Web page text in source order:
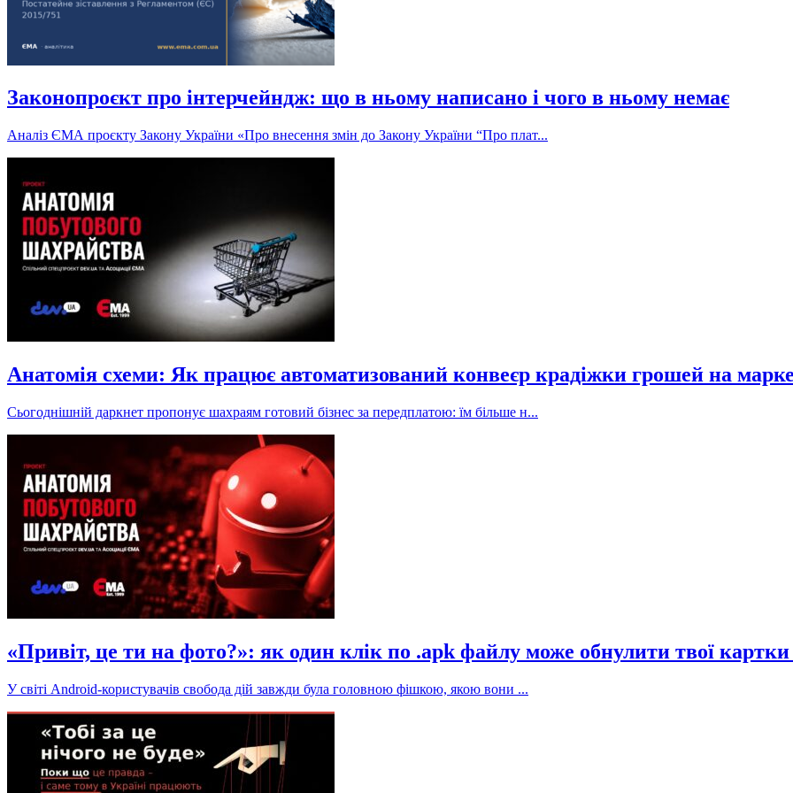
Законопроєкт про інтерчейндж: що в ньому написано і чого в ньому немає
Аналіз ЄМА проєкту Закону України «Про внесення змін до Закону України “Про плат...
Анатомія схеми: Як працює автоматизований конвеєр крадіжки грошей на
Сьогоднішній даркнет пропонує шахраям готовий бізнес за передплатою: їм більше н...
«Привіт, це ти на фото?»: як один клік по .apk файлу може обнулити твої картки
У світі Android-користувачів свобода дій завжди була головною фішкою, якою вони ...